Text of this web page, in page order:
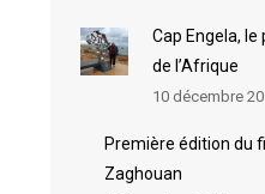
Cap Engela,
de l’Afrique
10 décembre
Première édition du
Zaghouan